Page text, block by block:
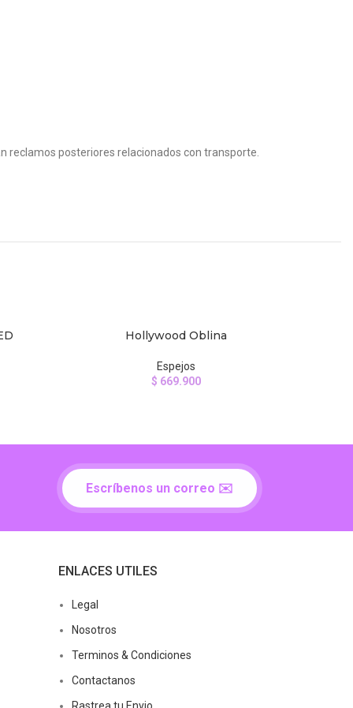
reclamos posteriores relacionados con transporte.
AÑADIR AL CARRITOHollywood Oblina
Espejos
$ 669.900
Escríbenos un correo ✉️
ENLACES UTILES
Legal
Nosotros
Terminos & Condiciones
Contactanos